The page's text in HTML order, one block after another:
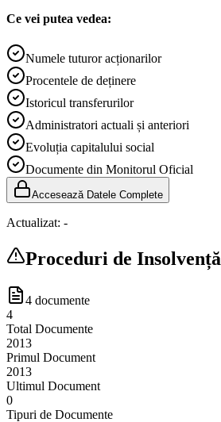
Ce vei putea vedea:
Numele tuturor acționarilor
Procentele de deținere
Istoricul transferurilor
Administratori actuali și anteriori
Evoluția capitalului social
Documente din Monitorul Oficial
Accesează Datele Complete
Actualizat: -
Proceduri de Insolvență
4 documente
4
Total Documente
2013
Primul Document
2013
Ultimul Document
0
Tipuri de Documente